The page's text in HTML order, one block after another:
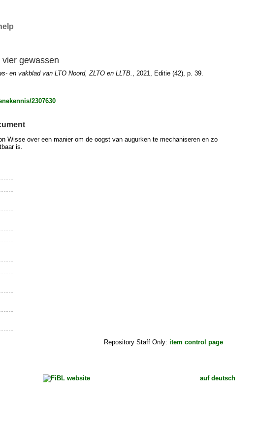
gewassen
en vakblad van LTO Noord, ZLTO en LLTB. , 2021, Editie (42), p. 39.
2307630
Wisse over een manier om de oogst van augurken te mechaniseren en zo
is.
Repository Staff Only: item control page
auf deutsch